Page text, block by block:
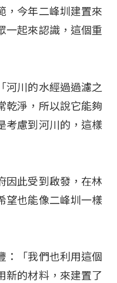
，今年二峰圳建置來
一起來認識，這個重
河川的水經過過濾之
乾淨，所以說它能夠
考慮到河川的，這樣
因此受到啟發，在林
望也能像二峰圳一樣
：「我們也利用這個
新的材料，來建置了